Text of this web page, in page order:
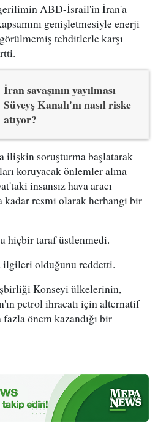
ABD-İsrail'in İran'a
genişletmesiyle enerji
tehditlerle karşı
İran savaşının yayılması
Süveyş Kanalı'nı nasıl riske
atıyor?
ilişkin soruşturma başlatarak
koruyacak önlemler alma
insansız hava aracı
kadar resmi olarak herhangi bir
hiçbir taraf üstlenmedi.
ilgileri olduğunu reddetti.
Konseyi ülkelerinin,
petrol ihracatı için alternatif
önem kazandığı bir